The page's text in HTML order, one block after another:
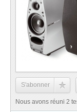
S'abonner
Nous avons réuni 2